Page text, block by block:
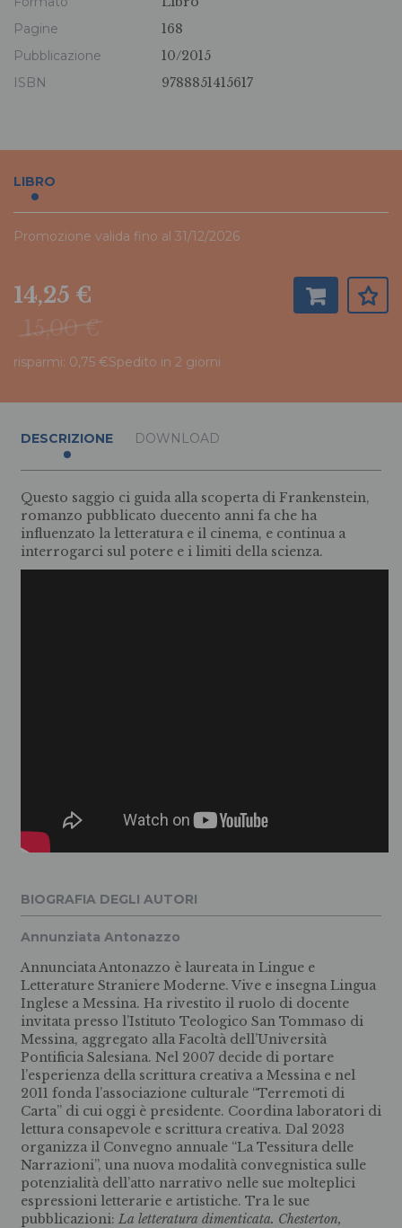
Pagine
168
Pubblicazione
10/2015
ISBN
9788851415617
LIBRO
Promozione valida fino al 31/12/2026
15,00 €
14,25 €
risparmi: 0,75 €Spedito in 2 giorni
DESCRIZIONE DOWNLOAD
Questo saggio ci guida alla scoperta di Frankenstein,
romanzo pubblicato duecento anni fa che ha
influenzato la letteratura e il cinema, e continua a
interrogarci sul potere e i limiti della scienza.
BIOGRAFIA DEGLI AUTORI
Annunziata Antonazzo
Annunciata Antonazzo è laureata in Lingue e
Letterature Straniere Moderne. Vive e insegna Lingua
Inglese a Messina. Ha rivestito il ruolo di docente
invitata presso l’Istituto Teologico San Tommaso di
Messina, aggregato alla Facoltà dell’Università
Pontificia Salesiana. Nel 2007 decide di portare
l’esperienza della scrittura creativa a Messina e nel
2011 fonda l’associazione culturale “Terremoti di
Carta” di cui oggi è presidente. Coordina laboratori di
lettura consapevole e scrittura creativa. Dal 2023
organizza il Convegno annuale “La Tessitura delle
Narrazioni”, una nuova modalità convegnistica sulle
potenzialità dell’atto narrativo nelle sue molteplici
espressioni letterarie e artistiche. Tra le sue
pubblicazioni: La letteratura dimenticata. Chesterton,